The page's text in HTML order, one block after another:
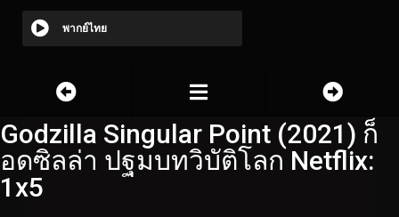
พากย์ไทย
Godzilla Singular Point (2021) ก็
อดซิลล่า ปฐมบทวิบัติโลก Netflix:
1x5